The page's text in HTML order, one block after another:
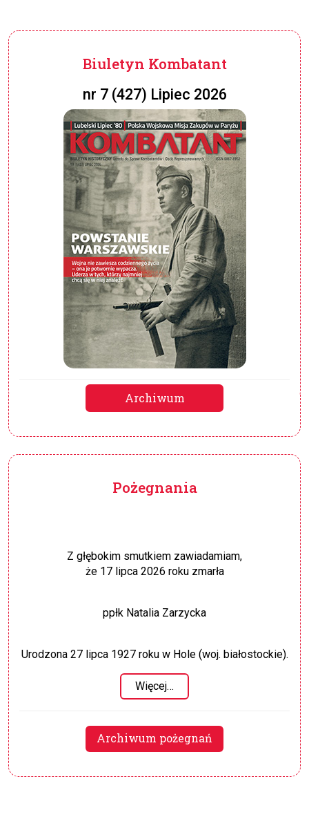
Biuletyn Kombatant
nr 7 (427) Lipiec 2026
Archiwum
Pożegnania
Z głębokim smutkiem zawiadamiam,
że 17 lipca 2026 roku zmarła
ppłk Natalia Zarzycka
Urodzona 27 lipca 1927 roku w Hole (woj. białostockie).
Więcej…
Archiwum pożegnań